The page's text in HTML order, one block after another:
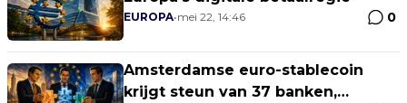
EUROPA•mei 22, 14:46 0
Amsterdamse euro-stablecoin
krijgt steun van 37 banken,